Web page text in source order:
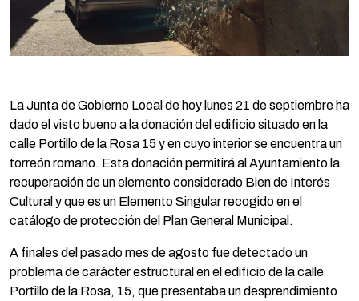
La Junta de Gobierno Local de hoy lunes 21 de septiembre ha
dado el visto bueno a la donación del edificio situado en la
calle Portillo de la Rosa 15 y en cuyo interior se encuentra un
torreón romano. Esta donación permitirá al Ayuntamiento la
recuperación de un elemento considerado Bien de Interés
Cultural y que es un Elemento Singular recogido en el
catálogo de protección del Plan General Municipal.
A finales del pasado mes de agosto fue detectado un
problema de carácter estructural en el edificio de la calle
Portillo de la Rosa, 15, que presentaba un desprendimiento